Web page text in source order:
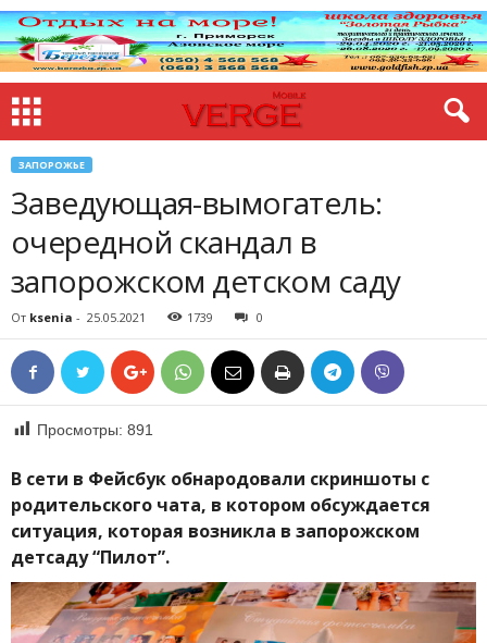
ЗАПОРОЖЬЕ
Заведующая-вымогатель:
очередной скандал в
запорожском детском саду
От ksenia - 25.05.2021 1739 0
Просмотры: 891
В сети в Фейсбук обнародовали скриншоты с
родительского чата, в котором обсуждается
ситуация, которая возникла в запорожском
детсаду “Пилот”.